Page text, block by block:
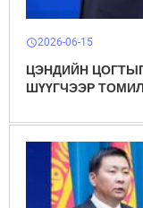
schedule2026-06-15
ЦЭНДИЙН
ШҮҮГЧЭЭР